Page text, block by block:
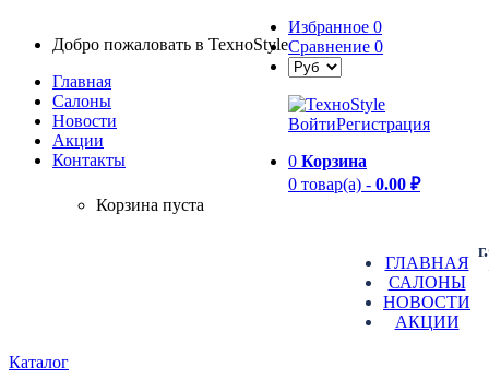
Добро пожаловать в TexноStyle
Главная
Салоны
Новости
Aкции
Контакты
Избранное 0
Сравнение 0
ВойтиРегистрация
0 Корзина
0 товар(а) - 0.00 ₽
Корзина пуста
ГЛАВНАЯ
САЛОНЫ
НОВОСТИ
АКЦИИ
Каталог